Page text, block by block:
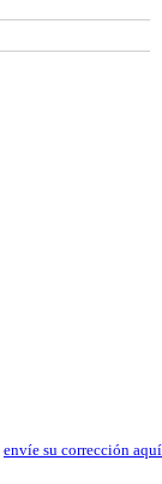
envíe su corrección aquí